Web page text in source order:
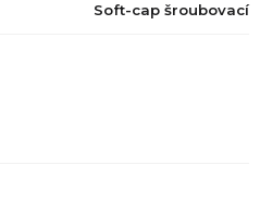
Soft-cap šroubovací